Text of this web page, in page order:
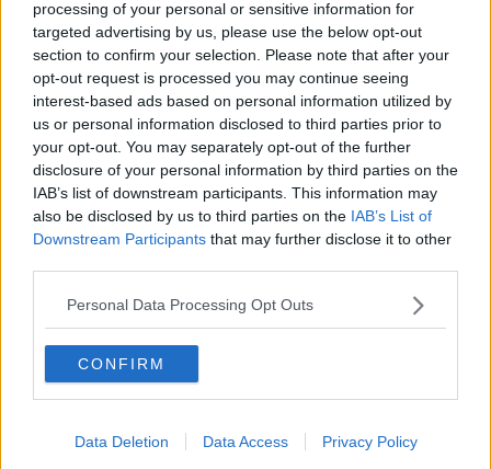
processing of your personal or sensitive information for
targeted advertising by us, please use the below opt-out
section to confirm your selection. Please note that after your
opt-out request is processed you may continue seeing
interest-based ads based on personal information utilized by
us or personal information disclosed to third parties prior to
your opt-out. You may separately opt-out of the further
disclosure of your personal information by third parties on the
IAB’s list of downstream participants. This information may
also be disclosed by us to third parties on the IAB’s List of
Downstream Participants that may further disclose it to other
Personal Data Processing Opt Outs
CONFIRM
Data Deletion Data Access Privacy Policy
​Clima ballerino e sbalzi d’umore
La maternità
​L’uomo o l’orso?
Non hanno un amico a teatro​
​Tutta una questione di rispetto
​Cose che ci esauriscono
​Vespa che passione!
​Lasciate ai vostri figli il diritto di piangere
​Parole d’amore regalate al vento
​Essere genitori di un adolescente
​Saper pazientare
Ma ti ascolti?
Contornati di persone che…
Non dare niente per scontato
Che cos’è la dipendenza affettiva?
Quarta tappa nelle personalità: il narcisista
​Iniziamo l’anno con il piede giusto